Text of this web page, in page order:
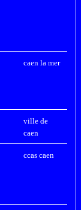
caen la mer
ville de
caen
ccas caen